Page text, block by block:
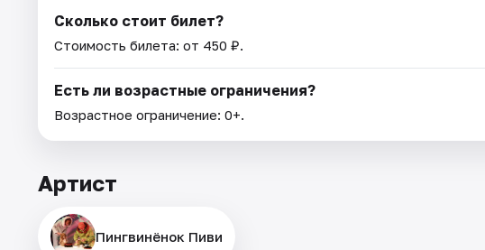
Сколько стоит билет?
Стоимость билета: от 450 ₽.
Есть ли возрастные ограничения?
Возрастное ограничение: 0+.
Артист
Пингвинёнок Пиви